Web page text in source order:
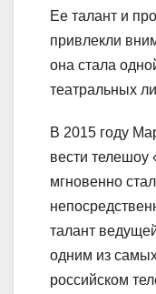
Ее талант и
привлекли
она стала
театральных
В 2015 году
вести телешоу
мгновенно
талант
одним из
российском